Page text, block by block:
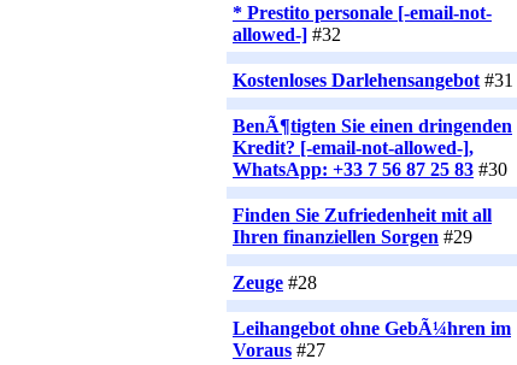
* Prestito personale [-email-not-
allowed-] #32
Kostenloses Darlehensangebot #31
BenÃ¶tigten Sie einen dringenden
Kredit? [-email-not-allowed-],
WhatsApp: +33 7 56 87 25 83 #30
Finden Sie Zufriedenheit mit all
Ihren finanziellen Sorgen #29
Zeuge #28
Leihangebot ohne GebÃ¼hren im
Voraus #27